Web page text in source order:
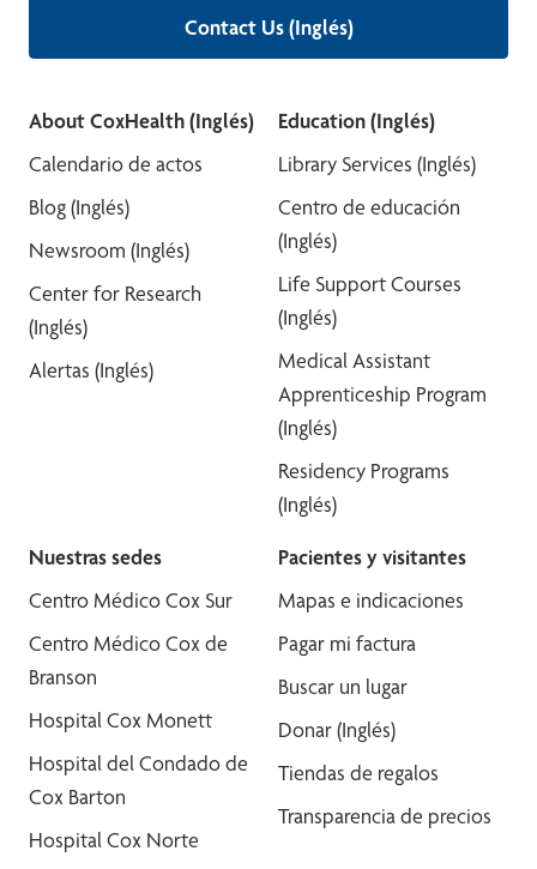
Contact Us (Inglés)
About CoxHealth (Inglés)
Calendario de actos
Blog (Inglés)
Newsroom (Inglés)
Center for Research
(Inglés)
Alertas (Inglés)
Education (Inglés)
Library Services (Inglés)
Centro de educación
(Inglés)
Life Support Courses
(Inglés)
Medical Assistant
Apprenticeship Program
(Inglés)
Residency Programs
(Inglés)
Nuestras sedes
Centro Médico Cox Sur
Centro Médico Cox de
Branson
Hospital Cox Monett
Hospital del Condado de
Cox Barton
Hospital Cox Norte
Pacientes y visitantes
Mapas e indicaciones
Pagar mi factura
Buscar un lugar
Donar (Inglés)
Tiendas de regalos
Transparencia de precios